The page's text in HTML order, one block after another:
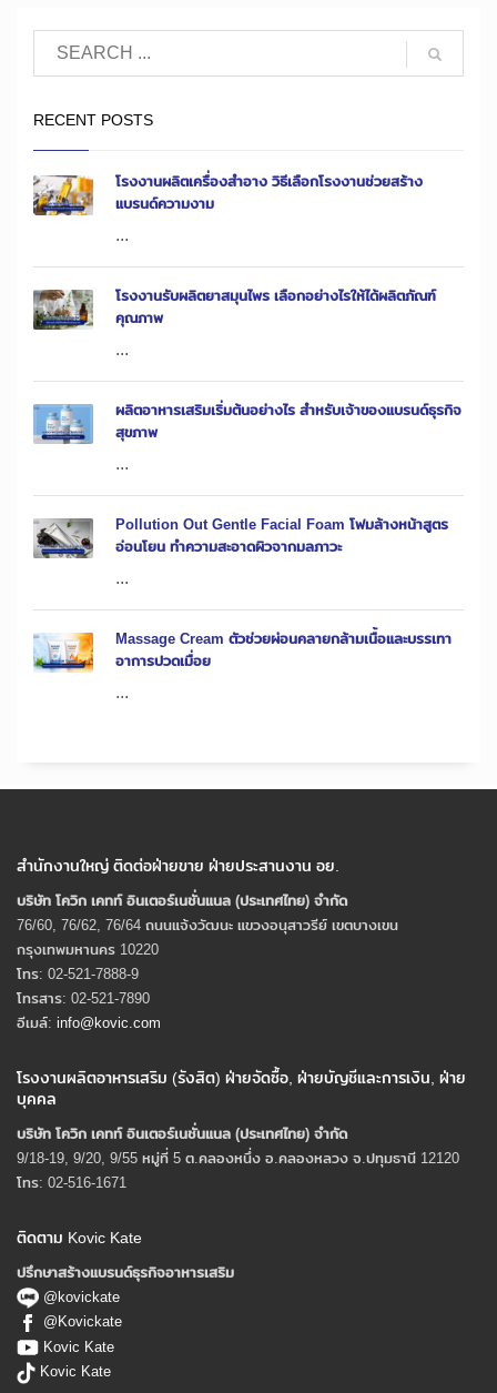
RECENT POSTS
โรงงานผลิตเครื่องสำอาง วิธีเลือกโรงงานช่วยสร้าง
แบรนด์ความงาม
...
โรงงานรับผลิตยาสมุนไพร เลือกอย่างไรให้ได้ผลิตภัณฑ์
คุณภาพ
...
ผลิตอาหารเสริมเริ่มต้นอย่างไร สำหรับเจ้าของแบรนด์ธุรกิจ
สุขภาพ
...
Pollution Out Gentle Facial Foam โฟมล้างหน้าสูตร
อ่อนโยน ทำความสะอาดผิวจากมลภาวะ
...
Massage Cream ตัวช่วยผ่อนคลายกล้ามเนื้อและบรรเทา
อาการปวดเมื่อย
...
สำนักงานใหญ่ ติดต่อฝ่ายขาย ฝ่ายประสานงาน อย.
บริษัท โควิก เคทท์ อินเตอร์เนชั่นแนล (ประเทศไทย) จํากัด
76/60, 76/62, 76/64 ถนนแจ้งวัฒนะ แขวงอนุสาวรีย์ เขตบางเขน
กรุงเทพมหานคร 10220
โทร: 02-521-7888-9
โทรสาร: 02-521-7890
อีเมล์: info@kovic.com
โรงงานผลิตอาหารเสริม (รังสิต) ฝ่ายจัดซื้อ, ฝ่ายบัญชีและการเงิน, ฝ่าย
บุคคล
บริษัท โควิก เคทท์ อินเตอร์เนชั่นแนล (ประเทศไทย) จํากัด
9/18-19, 9/20, 9/55 หมู่ที่ 5 ต.คลองหนึ่ง อ.คลองหลวง จ.ปทุมธานี 12120
โทร: 02-516-1671
ติดตาม Kovic Kate
ปรึกษาสร้างแบรนด์ธุรกิจอาหารเสริม
@kovickate
@Kovickate
Kovic Kate
Kovic Kate